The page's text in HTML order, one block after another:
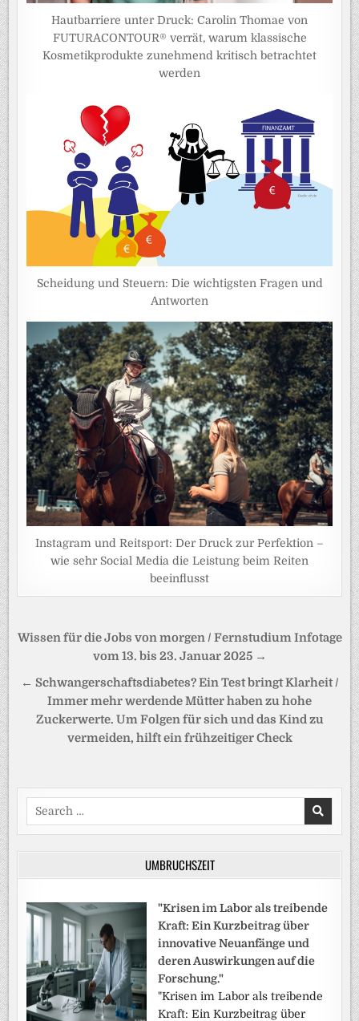
Hautbarriere unter Druck: Carolin Thomae von
FUTURACONTOUR® verrät, warum klassische
Kosmetikprodukte zunehmend kritisch betrachtet
werden
Scheidung und Steuern: Die wichtigsten Fragen und
Antworten
Instagram und Reitsport: Der Druck zur Perfektion –
wie sehr Social Media die Leistung beim Reiten
beeinflusst
Beitragsnavigation
Wissen für die Jobs von morgen / Fernstudium Infotage
vom 13. bis 23. Januar 2025 →
← Schwangerschaftsdiabetes? Ein Test bringt Klarheit /
Immer mehr werdende Mütter haben zu hohe
Zuckerwerte. Um Folgen für sich und das Kind zu
vermeiden, hilft ein frühzeitiger Check
Search
for:
UMBRUCHSZEIT
"Krisen im Labor als treibende
Kraft: Ein Kurzbeitrag über
innovative Neuanfänge und
deren Auswirkungen auf die
Forschung."
"Krisen im Labor als treibende
Kraft: Ein Kurzbeitrag über